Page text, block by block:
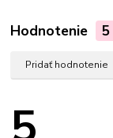
Hodnotenie 5
Pridať hodnotenie